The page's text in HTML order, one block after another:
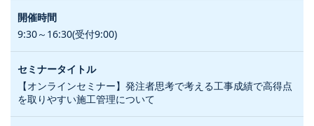
9:30～16:30(受付9:00)
【オンラインセミナー】発注者思考で考える工事成績で高得点
を取りやすい施工管理について